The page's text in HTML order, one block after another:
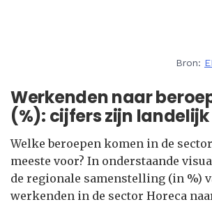
Bron:
Werkenden naar
(%): cijfers zijn landelijk
Welke beroepen komen in de
meeste voor? In onderstaande
de regionale samenstelling (in %)
werkenden in de sector Horeca